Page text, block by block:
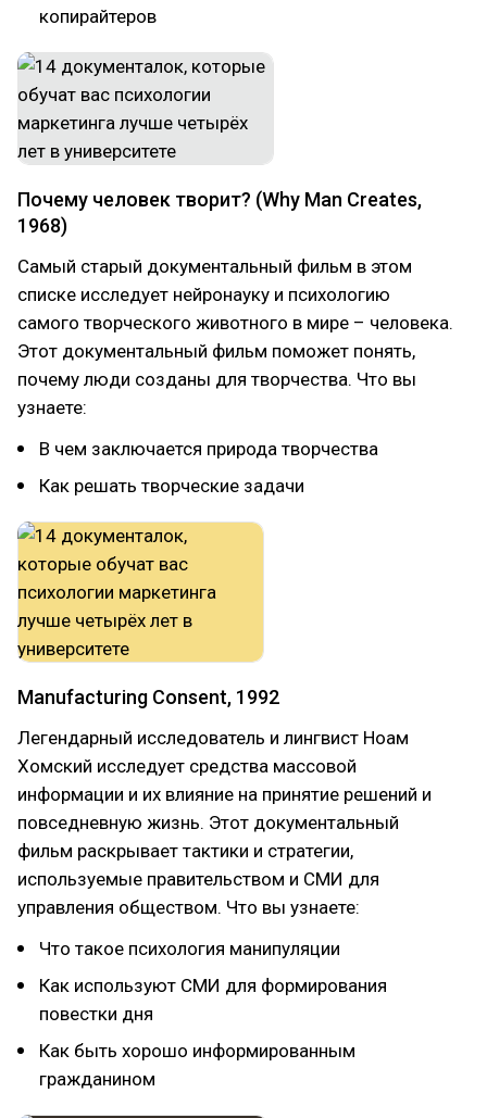
копирайтеров
Почему человек творит? (Why Man Creates,
1968)
Самый старый документальный фильм в этом
списке исследует нейронауку и психологию
самого творческого животного в мире – человека.
Этот документальный фильм поможет понять,
почему люди созданы для творчества. Что вы
узнаете:
В чем заключается природа творчества
Как решать творческие задачи
Manufacturing Consent, 1992
Легендарный исследователь и лингвист Ноам
Хомский исследует средства массовой
информации и их влияние на принятие решений и
повседневную жизнь. Этот документальный
фильм раскрывает тактики и стратегии,
используемые правительством и СМИ для
управления обществом. Что вы узнаете:
Что такое психология манипуляции
Как используют СМИ для формирования
повестки дня
Как быть хорошо информированным
гражданином